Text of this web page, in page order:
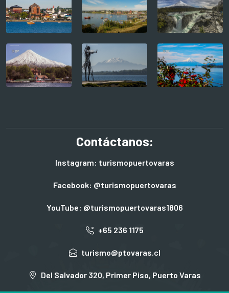
Contáctanos:
Instagram: turismopuertovaras
Facebook: @turismopuertovaras
YouTube: @turismopuertovaras1806
+65 236 1175
turismo@ptovaras.cl
Del Salvador 320, Primer Piso, Puerto Varas